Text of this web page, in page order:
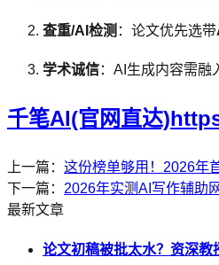
查重/AI检测 ：论文优先选带
学术诚信：AI生成内容需融
千笔AI(官网直达
上一篇： 这份榜单够用！2026年
下一篇： 2026年实测AI写作辅助
最新文章
论文初稿被批太水？资深